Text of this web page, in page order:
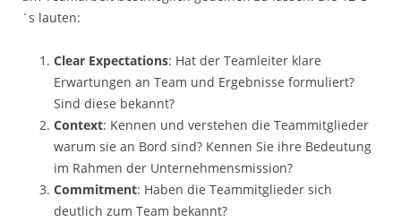
´s lauten:
Clear Expectations: Hat der Teamleiter klare
Erwartungen an Team und Ergebnisse formuliert?
Sind diese bekannt?
Context: Kennen und verstehen die Teammitglieder
warum sie an Bord sind? Kennen Sie ihre Bedeutung
im Rahmen der Unternehmensmission?
Commitment: Haben die Teammitglieder sich
deutlich zum Team bekannt?